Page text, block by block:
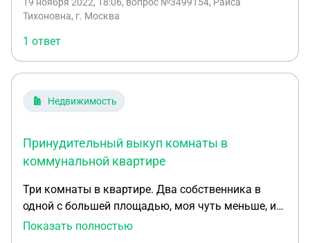
строительство не определена, каких-либо
говорит об этом судебная практика?
Тихоновна, г. Москва
1 ответ
Недвижимость
Принудительный выкуп комнаты в
коммунальной квартире
Три комнаты в квартире. Два собственника в
одной с большей площадью, моя чуть меньше, и
самая маленькая у собственника против
Показать полностью